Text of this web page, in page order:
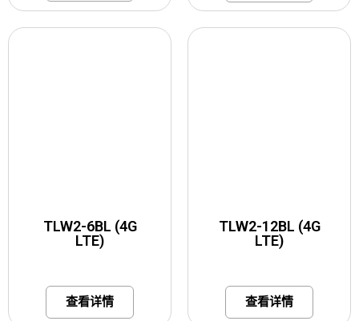
TLW2-6BL (4G
LTE)
查看详情
TLW2-12BL (4G
LTE)
查看详情